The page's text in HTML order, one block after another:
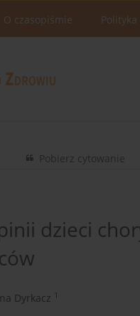
O czasopiśmie
Pobierz cytowanie
dzieci
Dyrkacz 1